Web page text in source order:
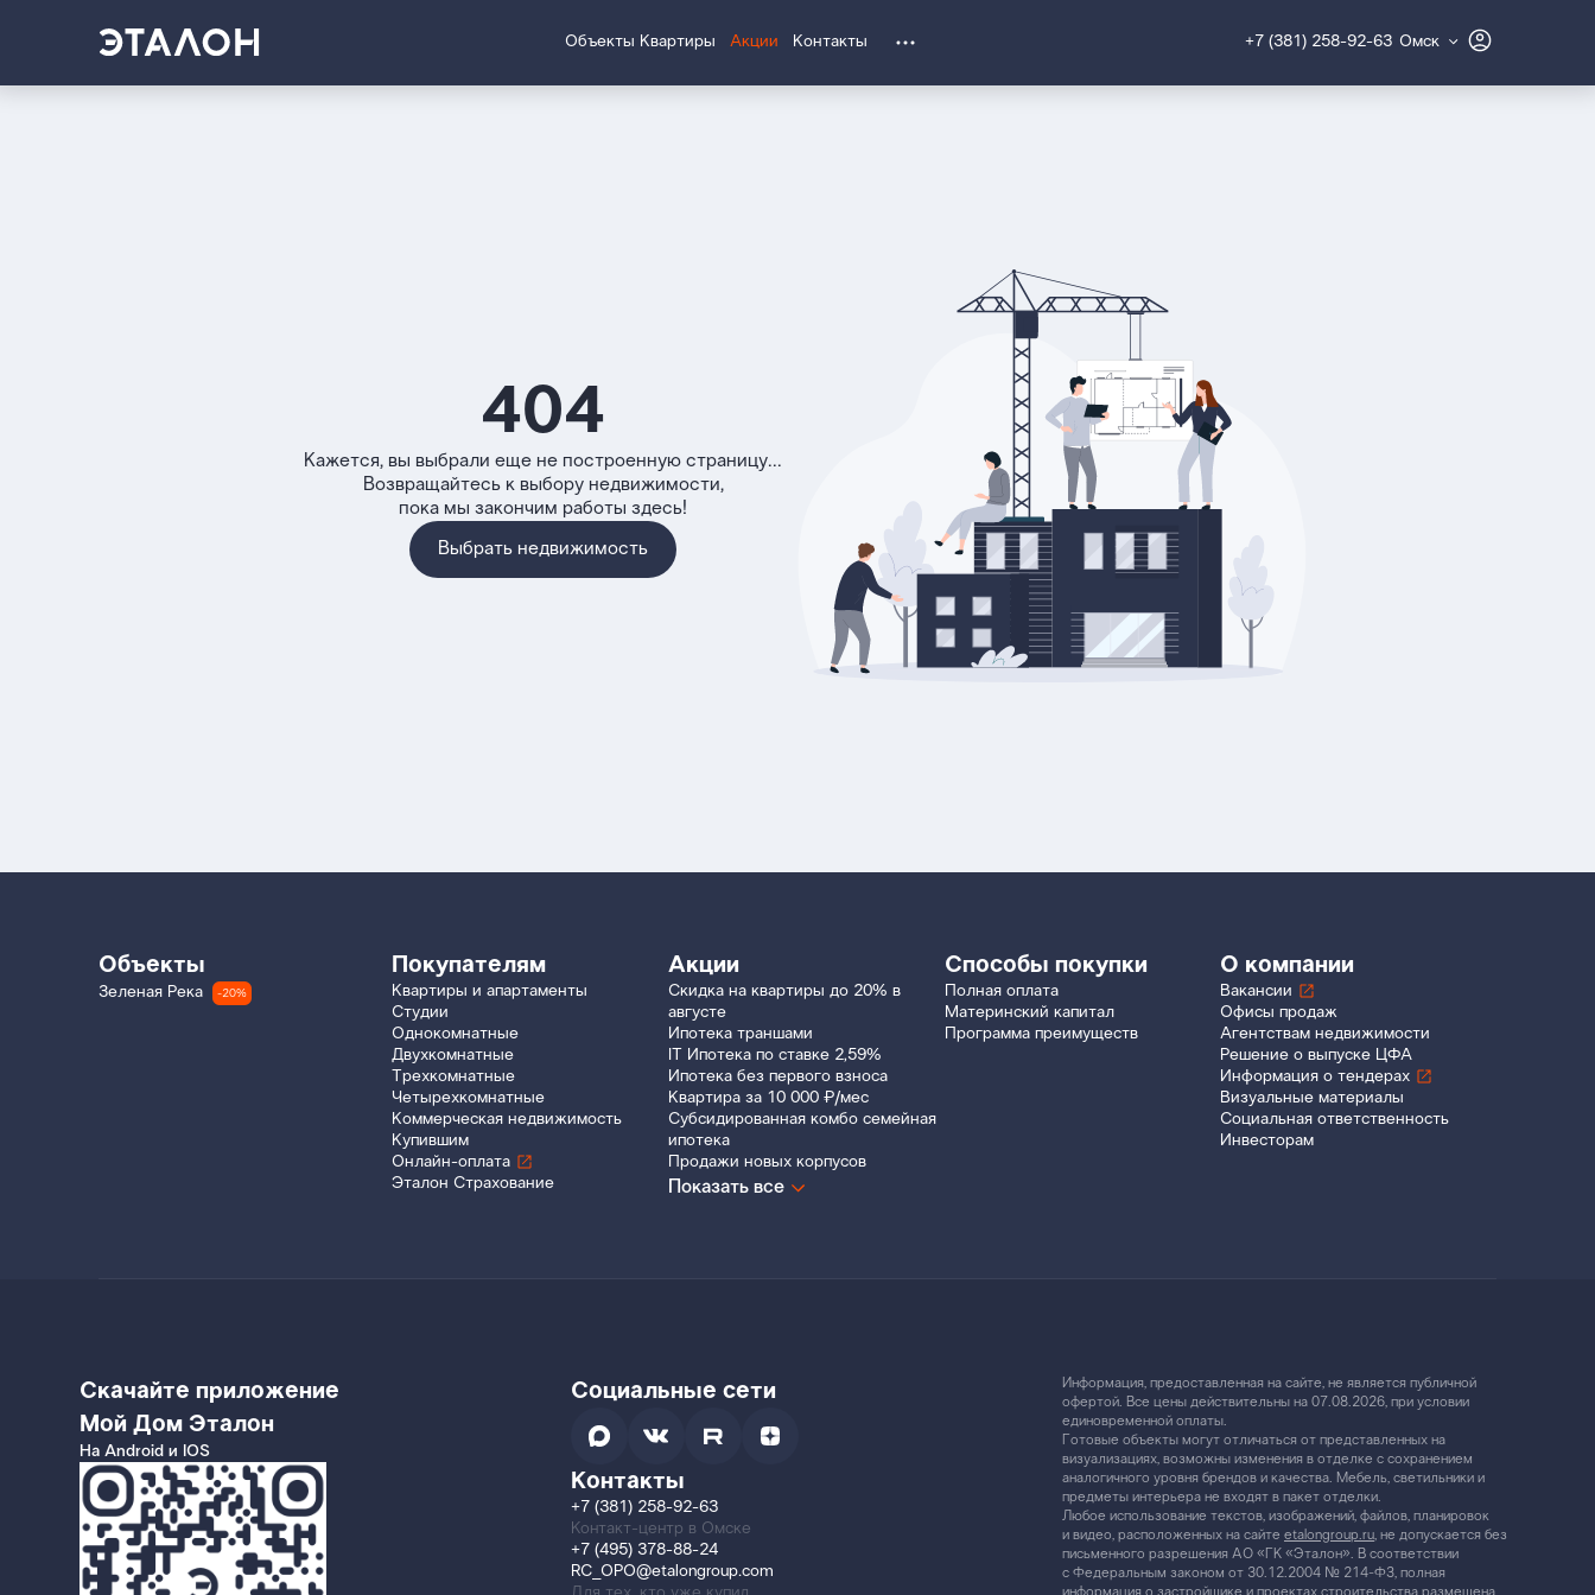
Объекты Квартиры Акции Контакты +7 (381) 258-92-63 Омск
404
Кажется, вы выбрали еще не построенную страницу...
Возвращайтесь к выбору недвижимости,
пока мы закончим работы здесь!
Выбрать недвижимость
Объекты
Зеленая Река -20%
Покупателям
Квартиры и апартаменты
Студии
Однокомнатные
Двухкомнатные
Трехкомнатные
Четырехкомнатные
Коммерческая недвижимость
Купившим
Онлайн-оплата
Эталон Страхование
Акции
Скидка на квартиры до 20% в
августе
Ипотека траншами
IT Ипотека по ставке 2,59%
Ипотека без первого взноса
Квартира за 10 000 ₽/мес
Субсидированная комбо семейная
ипотека
Продажи новых корпусов
Показать все
Способы покупки
Полная оплата
Материнский капитал
Программа преимуществ
О компании
Вакансии
Офисы продаж
Агентствам недвижимости
Решение о выпуске ЦФА
Информация о тендерах
Визуальные материалы
Социальная ответственность
Инвесторам
Скачайте приложение
Мой Дом Эталон
На Android и IOS
Социальные сети
Контакты
+7 (381) 258-92-63
Контакт-центр в Омске
+7 (495) 378-88-24
RC_OPO@etalongroup.com
Информация, предоставленная на сайте, не является публичной
офертой. Все цены действительны на 07.08.2026, при условии
единовременной оплаты.
Готовые объекты могут отличаться от представленных на
визуализациях, возможны изменения в отделке с сохранением
аналогичного уровня брендов и качества. Мебель, светильники и
предметы интерьера не входят в пакет отделки.
Любое использование текстов, изображений, файлов, планировок
и видео, расположенных на сайте etalongroup.ru, не допускается без
письменного разрешения АО «ГК «Эталон». В соответствии
с Федеральным законом от 30.12.2004 № 214-ФЗ, полная